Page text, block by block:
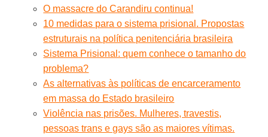
O massacre do Carandiru continua!
10 medidas para o sistema prisional. Propostas
estruturais na política penitenciária brasileira
Sistema Prisional: quem conhece o tamanho do
problema?
As alternativas às políticas de encarceramento
em massa do Estado brasileiro
Violência nas prisões. Mulheres, travestis,
pessoas trans e gays são as maiores vítimas.